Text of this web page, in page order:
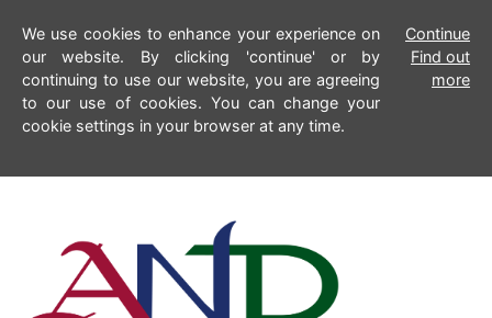
We use cookies to enhance your experience on
our website. By clicking 'continue' or by
continuing to use our website, you are agreeing
to our use of cookies. You can change your
cookie settings in your browser at any time.
Continue
Find out
more